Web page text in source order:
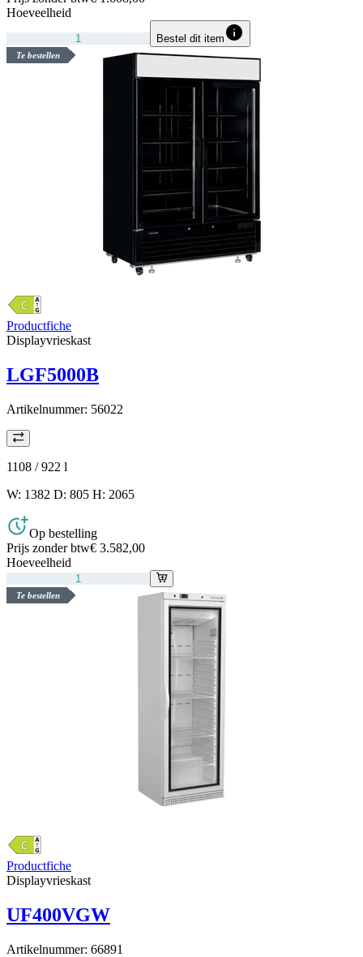
Hoeveelheid
Bestel dit item
Te bestellen
Productfiche
Displayvrieskast
LGF5000B
Artikelnummer: 56022
1108 / 922 l
W: 1382 D: 805 H: 2065
Op bestelling
Prijs zonder btw€ 3.582,00
Hoeveelheid
Te bestellen
Productfiche
Displayvrieskast
UF400VGW
Artikelnummer: 66891